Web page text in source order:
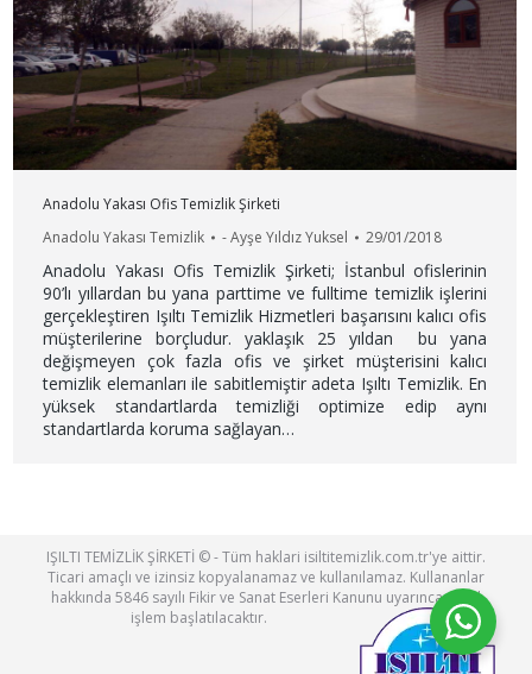
Anadolu Yakası Ofis Temizlik Şirketi
Anadolu Yakası Temizlik
-Ayşe Yıldız Yuksel 29/01/2018
Anadolu Yakası Ofis Temizlik Şirketi; İstanbul ofislerinin
90’lı yıllardan bu yana parttime ve fulltime temizlik işlerini
gerçekleştiren Işıltı Temizlik Hizmetleri başarısını kalıcı ofis
müşterilerine borçludur. yaklaşık 25 yıldan bu yana
değişmeyen çok fazla ofis ve şirket müşterisini kalıcı
temizlik elemanları ile sabitlemiştir adeta Işıltı Temizlik. En
yüksek standartlarda temizliği optimize edip aynı
standartlarda koruma sağlayan…
IŞILTI TEMİZLİK ŞİRKETİ © - Tüm haklari isiltitemizlik.com.tr'ye aittir.
Ticari amaçlı ve izinsiz kopyalanamaz ve kullanılamaz. Kullananlar
hakkında 5846 sayılı Fikir ve Sanat Eserleri Kanunu uyarınca yasal
işlem başlatılacaktır.